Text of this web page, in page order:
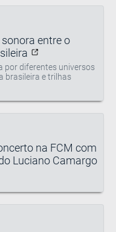
sonora entre o
por diferentes universos
brasileira e trilhas
na FCM com
Luciano Camargo